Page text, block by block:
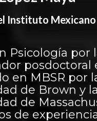
Instituto
Psicología por
posdoctoral
en MBSR por
de Brown y la
de
de